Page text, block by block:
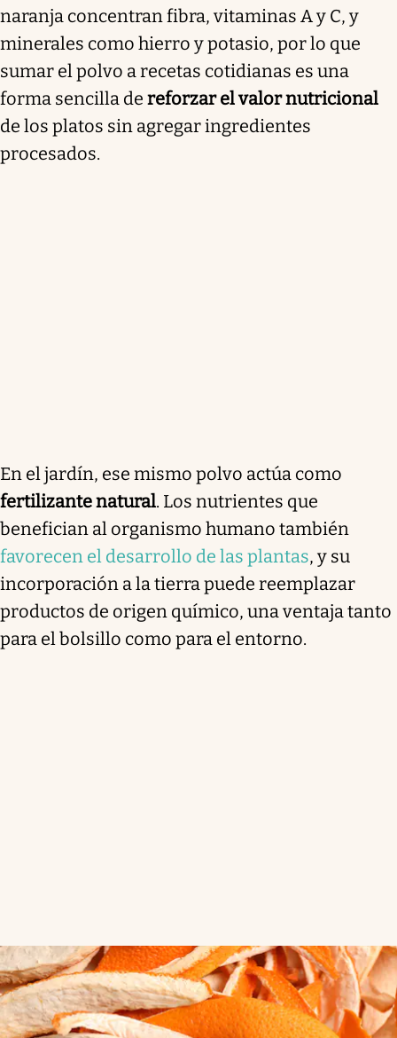
naranja concentran fibra, vitaminas A y C, y
minerales como hierro y potasio, por lo que
sumar el polvo a recetas cotidianas es una
forma sencilla de reforzar el valor nutricional
de los platos sin agregar ingredientes
procesados.
En el jardín, ese mismo polvo actúa como
fertilizante natural. Los nutrientes que
benefician al organismo humano también
favorecen el desarrollo de las plantas, y su
incorporación a la tierra puede reemplazar
productos de origen químico, una ventaja tanto
para el bolsillo como para el entorno.